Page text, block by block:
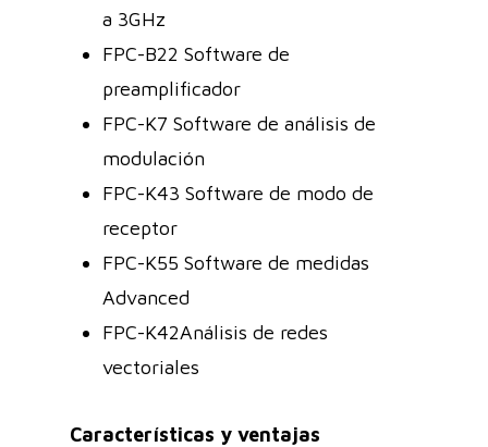
a 3GHz
FPC-B22 Software de
preamplificador
FPC-K7 Software de análisis de
modulación
FPC-K43 Software de modo de
receptor
FPC-K55 Software de medidas
Advanced
FPC-K42Análisis de redes
vectoriales
Características y ventajas